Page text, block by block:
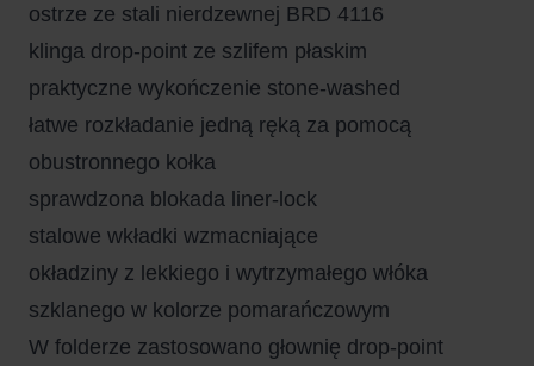
ostrze ze stali nierdzewnej BRD 4116
klinga drop-point ze szlifem płaskim
praktyczne wykończenie stone-washed
łatwe rozkładanie jedną ręką za pomocą
obustronnego kołka
sprawdzona blokada liner-lock
stalowe wkładki wzmacniające
okładziny z lekkiego i wytrzymałego włóka
szklanego w kolorze pomarańczowym
W folderze zastosowano głownię drop-point